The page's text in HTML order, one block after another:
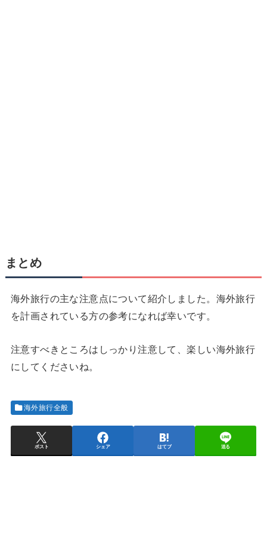
まとめ
海外旅行の主な注意点について紹介しました。海外旅行
を計画されている方の参考になれば幸いです。
注意すべきところはしっかり注意して、楽しい海外旅行
にしてくださいね。
海外旅行全般
ポスト シェア はてブ 送る